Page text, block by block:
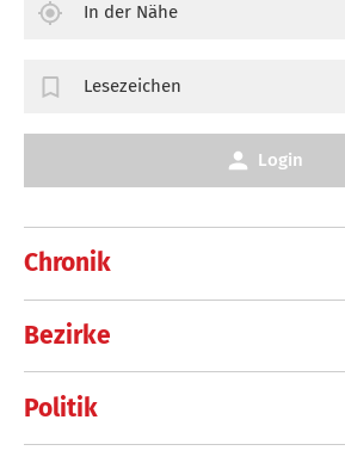
Chronik
Bezirke
Politik
In der Nähe
Lesezeichen
Login